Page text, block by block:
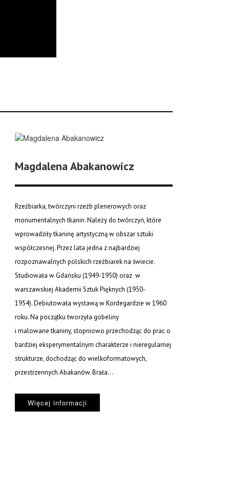
Magdalena Abakanowicz
Rzeźbiarka, twórczyni rzeźb plenerowych oraz
monumentalnych tkanin. Należy do twórczyń, które
wprowadziły tkaninę artystyczną w obszar sztuki
współczesnej. Przez lata jedna z najbardziej
rozpoznawalnych polskich rzeźbiarek na świecie.
Studiowała w Gdańsku (1949-1950) oraz w
warszawskiej Akademii Sztuk Pięknych (1950-
1954). Debiutowała wystawą w Kordegardzie w 1960
roku. Na początku tworzyła gobeliny
i malowane tkaniny, stopniowo przechodząc do prac o
bardziej eksperymentalnym charakterze i nieregularnej
strukturze, dochodząc do wielkoformatowych,
przestrzennych Abakanów. Brała...
Więcej informacji